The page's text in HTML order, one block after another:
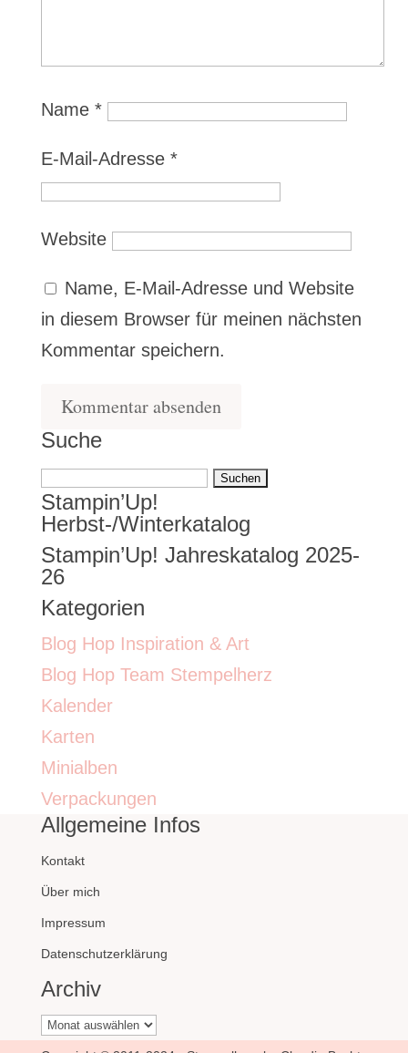
Name *
E-Mail-Adresse *
Website
Name, E-Mail-Adresse und Website
in diesem Browser für meinen nächsten
Kommentar speichern.
Suche
Suchen
nach:
Stampin’Up!
Herbst-/Winterkatalog
Stampin’Up! Jahreskatalog 2025-
26
Kategorien
Blog Hop Inspiration & Art
Blog Hop Team Stempelherz
Kalender
Karten
Minialben
Verpackungen
Allgemeine Infos
Kontakt
Über mich
Impressum
Datenschutzerklärung
Archiv
Archiv